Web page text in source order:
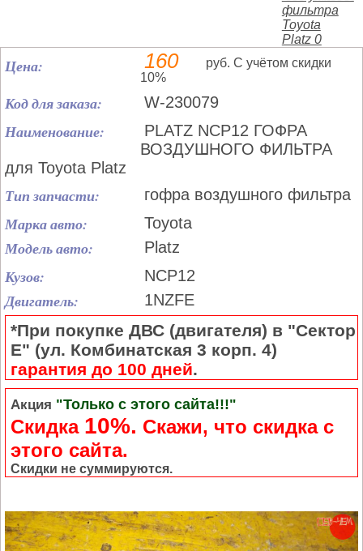
Цена: 160
руб. С учётом скидки
10%
Код для заказа: W-230079
Наименование:
PLATZ NCP12 ГОФРА
ВОЗДУШНОГО ФИЛЬТРА
для Toyota Platz
Тип запчасти: гофра воздушного фильтра
Марка авто: Toyota
Модель авто: Platz
Кузов: NCP12
Двигатель: 1NZFE
*При покупке ДВС (двигателя) в "Сектор
Е" (ул. Комбинатская 3 корп. 4)
гарантия до 100 дней.
Акция "Только с этого сайта!!!"
Скидка 10%. Cкажи, что скидка с
этого сайта.
Скидки не суммируются.